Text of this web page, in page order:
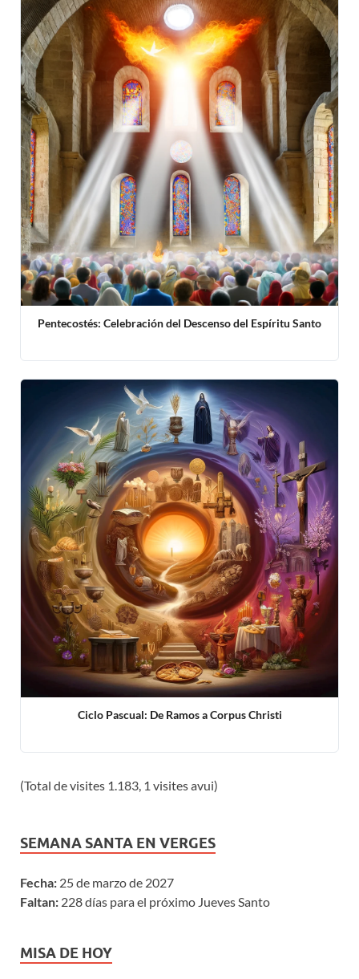
Pentecostés: Celebración del Descenso del Espíritu Santo
Ciclo Pascual: De Ramos a Corpus Christi
(Total de visites 1.183, 1 visites avui)
SEMANA SANTA EN VERGES
Fecha: 25 de marzo de 2027
Faltan: 228 días para el próximo Jueves Santo
MISA DE HOY